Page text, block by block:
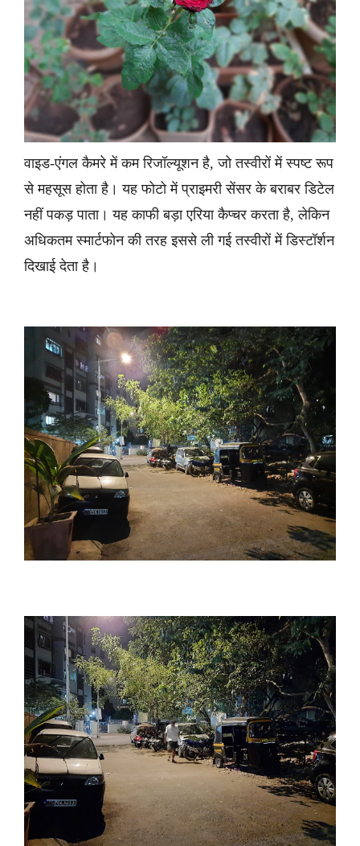
वाइड-एंगल कैमरे में कम रिजॉल्यूशन है, जो तस्वीरों में स्पष्ट रूप
से महसूस होता है। यह फोटो में प्राइमरी सेंसर के बराबर डिटेल
नहीं पकड़ पाता। यह काफी बड़ा एरिया कैप्चर करता है, लेकिन
अधिकतम स्मार्टफोन की तरह इससे ली गई तस्वीरों में डिस्टॉर्शन
दिखाई देता है।